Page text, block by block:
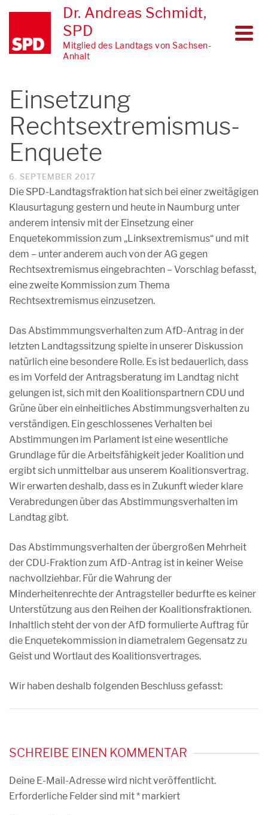
Dr. Andreas Schmidt,
SPD
Mitglied des Landtags von Sachsen-
Anhalt
Einsetzung
Rechtsextremismus-
Enquete
6. SEPTEMBER 2017
Die SPD-Landtagsfraktion hat sich bei einer zweitägigen
Klausurtagung gestern und heute in Naumburg unter
anderem intensiv mit der Einsetzung einer
Enquetekommission zum „Linksextremismus“ und mit
dem – unter anderem auch von der AG gegen
Rechtsextremismus eingebrachten – Vorschlag befasst,
eine zweite Kommission zum Thema
Rechtsextremismus einzusetzen.
Das Abstimmmungsverhalten zum AfD-Antrag in der
letzten Landtagssitzung spielte in unserer Diskussion
natürlich eine besondere Rolle. Es ist bedauerlich, dass
es im Vorfeld der Antragsberatung im Landtag nicht
gelungen ist, sich mit den Koalitionspartnern CDU und
Grüne über ein einheitliches Abstimmungsverhalten zu
verständigen. Ein geschlossenes Verhalten bei
Abstimmungen im Parlament ist eine wesentliche
Grundlage für die Arbeitsfähigkeit jeder Koalition und
ergibt sich unmittelbar aus unserem Koalitionsvertrag.
Wir erwarten deshalb, dass es in Zukunft wieder klare
Verabredungen über das Abstimmungsverhalten im
Landtag gibt.
Das Abstimmungsverhalten der übergroßen Mehrheit
der CDU-Fraktion zum AfD-Antrag ist in keiner Weise
nachvollziehbar. Für die Wahrung der
Minderheitenrechte der Antragsteller bedurfte es keiner
Unterstützung aus den Reihen der Koalitionsfraktionen.
Inhaltlich steht der von der AfD formulierte Auftrag für
die Enquetekommission in diametralem Gegensatz zu
Geist und Wortlaut des Koalitionsvertrages.
Wir haben deshalb folgenden Beschluss gefasst:
SCHREIBE EINEN KOMMENTAR
Deine E-Mail-Adresse wird nicht veröffentlicht.
Erforderliche Felder sind mit* markiert